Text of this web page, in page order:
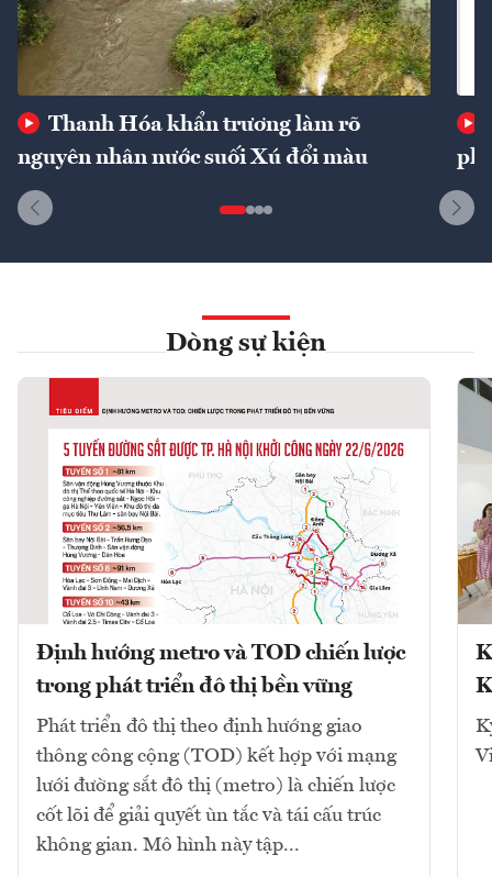
Thanh Hóa khẩn trương làm rõ
nguyên nhân nước suối Xú đổi màu
phí
Dòng sự kiện
Định hướng metro và TOD chiến lược
trong phát triển đô thị bền vững
Phát triển đô thị theo định hướng giao
thông công cộng (TOD) kết hợp với mạng
lưới đường sắt đô thị (metro) là chiến lược
cốt lõi để giải quyết ùn tắc và tái cấu trúc
không gian. Mô hình này tập...